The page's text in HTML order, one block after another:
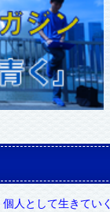
人として生きていく